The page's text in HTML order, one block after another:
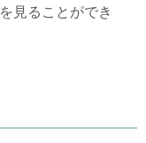
見ることができ